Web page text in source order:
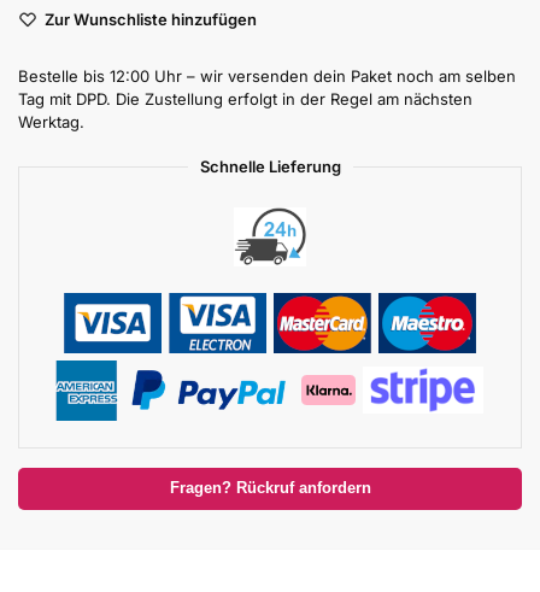
Zur Wunschliste hinzufügen
Bestelle bis 12:00 Uhr – wir versenden dein Paket noch am selben
Tag mit DPD. Die Zustellung erfolgt in der Regel am nächsten
Werktag.
Schnelle Lieferung
Fragen? Rückruf anfordern